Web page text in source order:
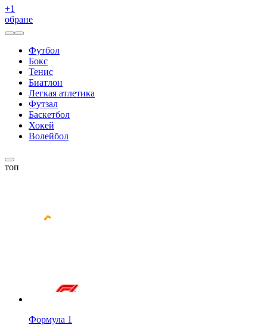
+1
обране
Футбол
Бокс
Тенис
Биатлон
Легкая атлетика
Футзал
Баскетбол
Хокей
Волейбол
топ
Формула 1